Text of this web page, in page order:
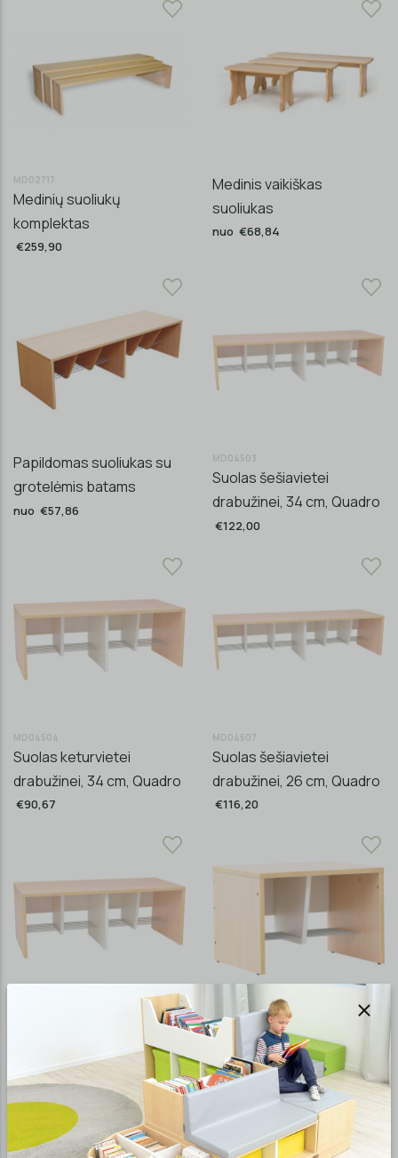
MD02717
Medinių suoliukų
komplektas
€259,90
Medinis vaikiškas
suoliukas
nuo €68,84
Papildomas suoliukas su
grotelėmis batams
nuo €57,86
MD04503
Suolas šešiavietei
drabužinei, 34 cm, Quadro
€122,00
MD04504
Suolas keturvietei
drabužinei, 34 cm, Quadro
€90,67
MD04507
Suolas šešiavietei
drabužinei, 26 cm, Quadro
€116,20
drabužinei, 26 cm, Quadro
€83,88
MD04544
Suolas dvivietei
drabužinei, Quadro
€63,87